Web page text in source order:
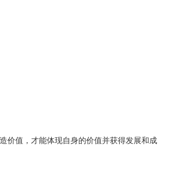
价值，才能体现自身的价值并获得发展和成